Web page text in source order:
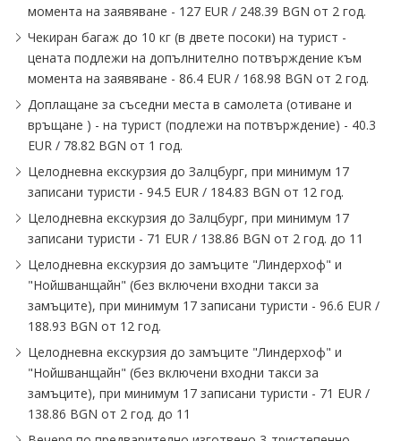
момента на заявяване - 127 EUR / 248.39 BGN от 2 год.
Чекиран багаж до 10 кг (в двете посоки) на турист -
цената подлежи на допълнително потвърждение към
момента на заявяване - 86.4 EUR / 168.98 BGN от 2 год.
Доплащане за съседни места в самолета (отиване и
връщане ) - на турист (подлежи на потвърждение) - 40.3
EUR / 78.82 BGN от 1 год.
Целодневна екскурзия до Залцбург, при минимум 17
записани туристи - 94.5 EUR / 184.83 BGN от 12 год.
Целодневна екскурзия до Залцбург, при минимум 17
записани туристи - 71 EUR / 138.86 BGN от 2 год. до 11
Целодневна екскурзия до замъците "Линдерхоф" и
"Нойшванщайн" (без включени входни такси за
замъците), при минимум 17 записани туристи - 96.6 EUR /
188.93 BGN от 12 год.
Целодневна екскурзия до замъците "Линдерхоф" и
"Нойшванщайн" (без включени входни такси за
замъците), при минимум 17 записани туристи - 71 EUR /
138.86 BGN от 2 год. до 11